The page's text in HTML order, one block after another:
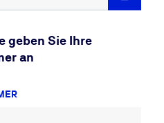
geben Sie Ihre
an